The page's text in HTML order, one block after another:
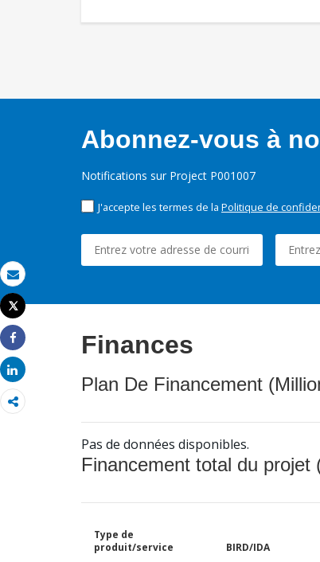
Email
Imprimer
Tweet
Share
Share
Abonnez-vous à
Notifications sur Project P001007
J'accepte les termes de la Politique de
Finances
Plan De Financement
Pas de données disponibles.
Financement total du projet
Type de
produit/service
BIRD/IDA